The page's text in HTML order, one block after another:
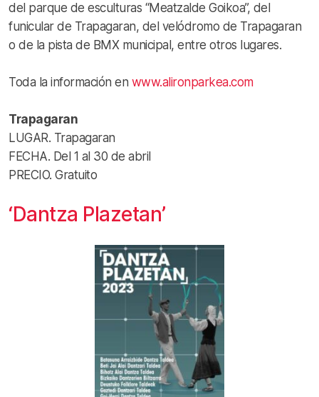
del parque de esculturas “Meatzalde Goikoa”, del
funicular de Trapagaran, del velódromo de Trapagaran
o de la pista de BMX municipal, entre otros lugares.
Toda la información en www.alironparkea.com
Trapagaran
LUGAR. Trapagaran
FECHA. Del 1 al 30 de abril
PRECIO. Gratuito
‘Dantza Plazetan’